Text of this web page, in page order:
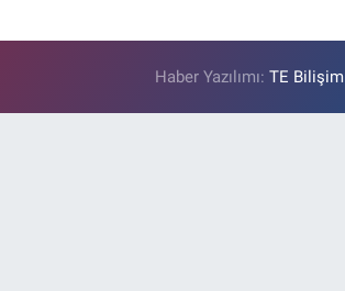
Haber Yazılımı:TE Bilişim